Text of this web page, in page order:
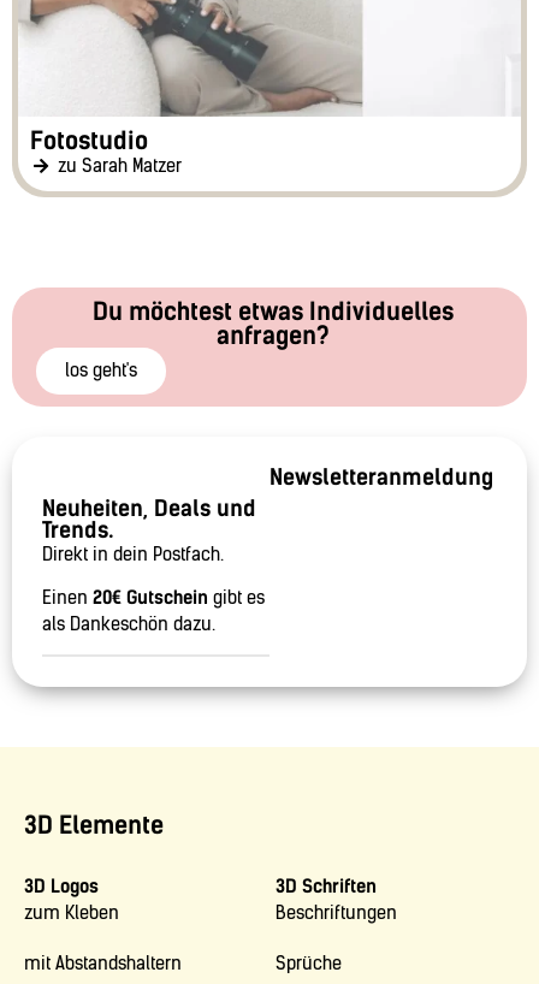
Fotostudio
zu Sarah Matzer
Du möchtest etwas Individuelles
anfragen?
los geht's
Neuheiten, Deals und
Trends.
Direkt in dein Postfach.
Einen 20€ Gutschein gibt es
als Dankeschön dazu.
Newsletteranmeldung
3D Elemente
3D Logos
zum Kleben
mit Abstandshaltern
3D Schriften
Beschriftungen
Sprüche